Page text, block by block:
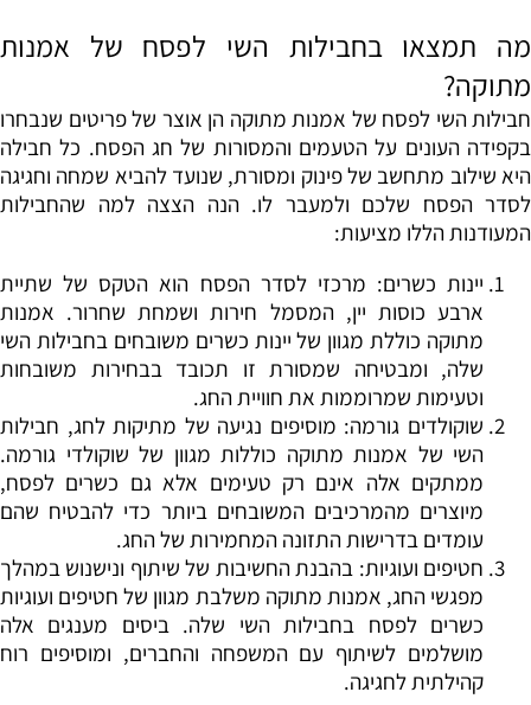
מה תמצאו בחבילות השי לפסח של אמנות
מתוקה?
חבילות השי לפסח של אמנות מתוקה הן אוצר של פריטים שנבחרו
בקפידה העונים על הטעמים והמסורות של חג הפסח. כל חבילה
היא שילוב מתחשב של פינוק ומסורת, שנועד להביא שמחה וחגיגה
לסדר הפסח שלכם ולמעבר לו. הנה הצצה למה שהחבילות
המעודנות הללו מציעות:
יינות כשרים: מרכזי לסדר הפסח הוא הטקס של שתיית
ארבע כוסות יין, המסמל חירות ושמחת שחרור. אמנות
מתוקה כוללת מגוון של יינות כשרים משובחים בחבילות השי
שלה, ומבטיחה שמסורת זו תכובד בבחירות משובחות
וטעימות שמרוממות את חוויית החג.
שוקולדים גורמה: מוסיפים נגיעה של מתיקות לחג, חבילות
השי של אמנות מתוקה כוללות מגוון של שוקולדי גורמה.
ממתקים אלה אינם רק טעימים אלא גם כשרים לפסח,
מיוצרים מהמרכיבים המשובחים ביותר כדי להבטיח שהם
עומדים בדרישות התזונה המחמירות של החג.
חטיפים ועוגיות: בהבנת החשיבות של שיתוף ונישנוש במהלך
מפגשי החג, אמנות מתוקה משלבת מגוון של חטיפים ועוגיות
כשרים לפסח בחבילות השי שלה. ביסים מענגים אלה
מושלמים לשיתוף עם המשפחה והחברים, ומוסיפים רוח
קהילתית לחגיגה.